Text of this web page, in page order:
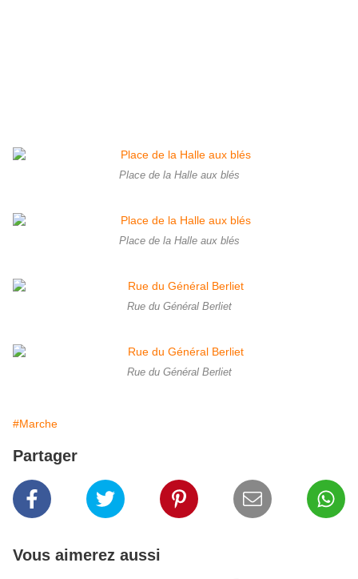
Place de la Halle aux blés
Place de la Halle aux blés
Rue du Général Berliet
Rue du Général Berliet
#Marche
Partager
Vous aimerez aussi